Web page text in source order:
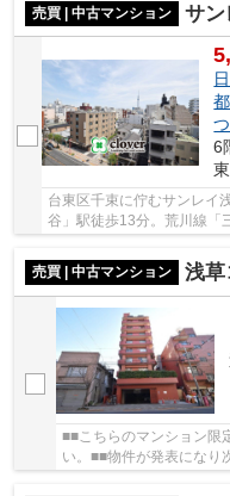
売買 | 中古マンション
サン
6
台東区千束に佇むサンレイ
谷」駅徒歩13分。荒川線「
売買 | 中古マンション
浅草
■■こちらのマンション限
い。■■物件が発表になり